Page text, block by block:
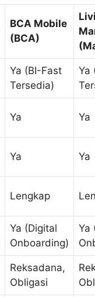
BCA Mobile
(BCA)
Ya (BI-Fast
Tersedia)
Ya
Ya Ya
Ya Ya
Lengkap
Ya (Digital
Onboarding)
Ya
Reksadana,
Obligasi